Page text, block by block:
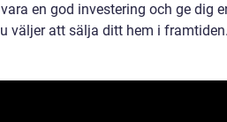
en god investering och ge dig
väljer att sälja ditt hem i